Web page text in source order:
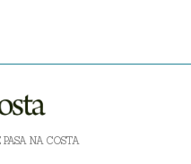
PASA NA COSTA